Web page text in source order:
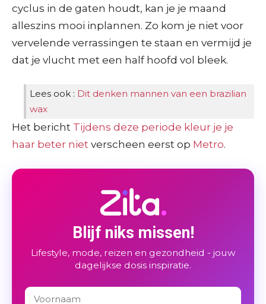
cyclus in de gaten houdt, kan je je maand
alleszins mooi inplannen. Zo kom je niet voor
vervelende verrassingen te staan en vermijd je
dat je vlucht met een half hoofd vol bleek.
Lees ook : Dit denken mannen van een brazilian
wax
Het bericht Tijdens deze periode kleur je je
haar beter niet verscheen eerst op Metro.
Blijf niks missen!
Lifestyle, mode, reizen en gezondheid - jouw
dagelijkse dosis inspiratie.